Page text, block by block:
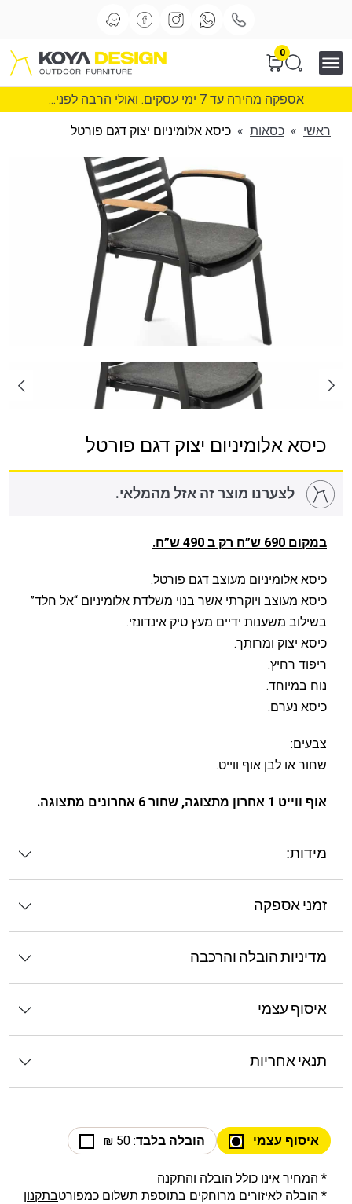
0
אספקה מהירה עד 7 ימי עסקים. ואולי הרבה לפני...
ראשי » כסאות » כיסא אלומיניום יצוק דגם פורטל
כיסא אלומיניום יצוק דגם פורטל
לצערנו מוצר זה אזל מהמלאי.
במקום 690 ש”ח רק ב 490 ש”ח.
כיסא אלומיניום מעוצב דגם פורטל.
כיסא מעוצב ויוקרתי אשר בנוי משלדת אלומיניום “אל חלד”
בשילוב משענות ידיים מעץ טיק אינדונזי.
כיסא יצוק ומרותך.
ריפוד רחיץ.
נוח במיוחד.
כיסא נערם.
צבעים:
שחור או לבן אוף ווייט.
אוף ווייט 1 אחרון מתצוגה, שחור 6 אחרונים מתצוגה.
מידות:
זמני אספקה
מדיניות הובלה והרכבה
איסוף עצמי
תנאי אחריות
איסוף עצמי הובלה בלבד: 50 ₪
* המחיר אינו כולל הובלה והתקנה
* הובלה לאיזורים מרוחקים בתוספת תשלום כמפורטבתקנון